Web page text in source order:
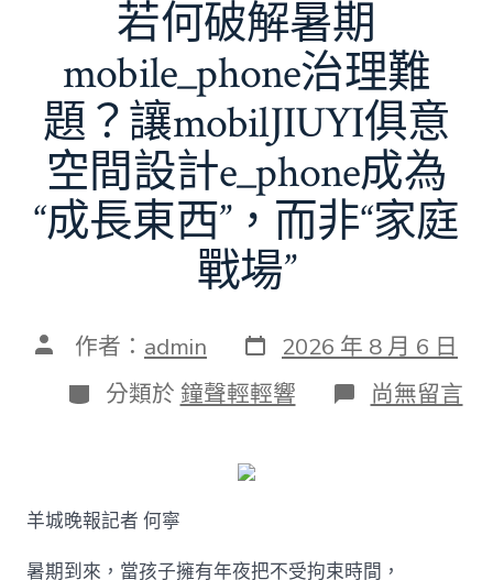
若何破解暑期
mobile_phone治理難
題？讓mobilJIUYI俱意
空間設計e_phone成為
“成長東西”，而非“家庭
戰場”
文 作者： admin 發
表
日
期
2026 年 8 月 6 日
分
類
分類於 鐘聲輕輕響 在
〈若
治
尚無留言
羊城晚報記者 何寧
暑期到來，當孩子擁有年夜把不受拘束時間，